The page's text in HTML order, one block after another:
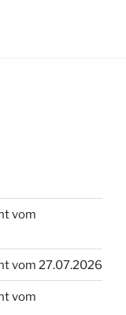
vom
vom 27.07.2026
vom